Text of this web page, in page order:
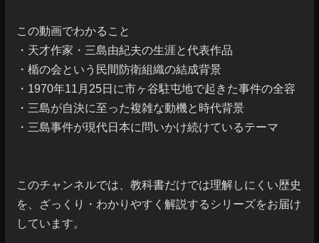
この動画でわかること
・天才作家・三島由紀夫の生涯と代表作品
・楯の会という民間防衛組織の結成背景
・1970年11月25日に市ヶ谷駐屯地で起きた事件の全容
・三島が自決に至った複雑な動機と時代背景
・三島事件が現代日本に問いかけ続けているテーマ
このチャンネルでは、教科書だけでは理解しにくい歴史
を、ざっくり・わかりやすく解説するシリーズをお届け
しています。